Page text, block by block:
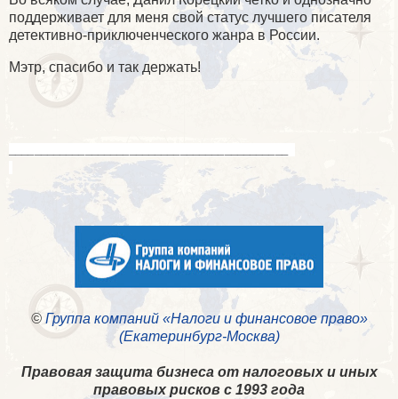
поддерживает для меня свой статус лучшего писателя
детективно-приключенческого жанра в России.
Мэтр, спасибо и так держать!
© Группа компаний «Налоги и финансовое право»
(Екатеринбург-Москва)
Правовая защита бизнеса от налоговых и иных
правовых рисков с 1993 года